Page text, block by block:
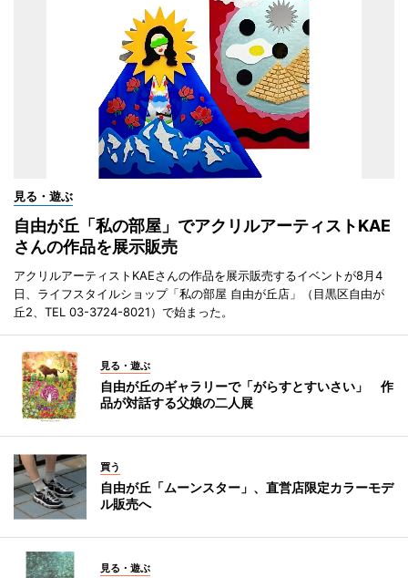
見る・遊ぶ
自由が丘「私の部屋」でアクリルアーティストKAE
さんの作品を展示販売
アクリルアーティストKAEさんの作品を展示販売するイベントが8月4
日、ライフスタイルショップ「私の部屋 自由が丘店」（目黒区自由が
丘2、TEL 03-3724-8021）で始まった。
見る・遊ぶ
自由が丘のギャラリーで「がらすとすいさい」 作
品が対話する父娘の二人展
買う
自由が丘「ムーンスター」、直営店限定カラーモデ
ル販売へ
見る・遊ぶ